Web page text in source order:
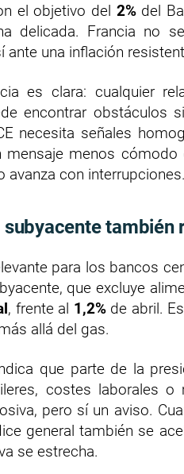
el objetivo del 2%del
delicada. Francia no
ante una inflación
es clara: cualquier
encontrar obstáculos
necesita señales
mensaje menos
avanza con interrupciones.
también
para los bancos
que excluye
, frente al 1,2%de abril.
allá del gas.
que parte de la
costes laborales
pero sí un aviso.
general también se
se estrecha.